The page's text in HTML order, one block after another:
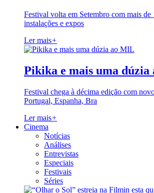
Festival volta em Setembro com mais de
instalações e expos
Ler mais+
Pikika e mais uma
Festival chega à décima edição com
Portugal, Espanha, Bra
Ler mais+
Cinema
Notícias
Análises
Entrevistas
Especiais
Festivais
Séries